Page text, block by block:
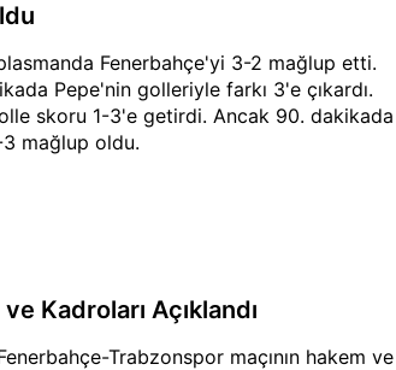
Fenerbahçe'yi 3-2 mağlup etti.
Pepe'nin golleriyle farkı 3'e çıkardı.
skoru 1-3'e getirdi. Ancak 90. dakikada
3 mağlup oldu.
Kadroları Açıklandı
Trabzonspor maçının hakem ve